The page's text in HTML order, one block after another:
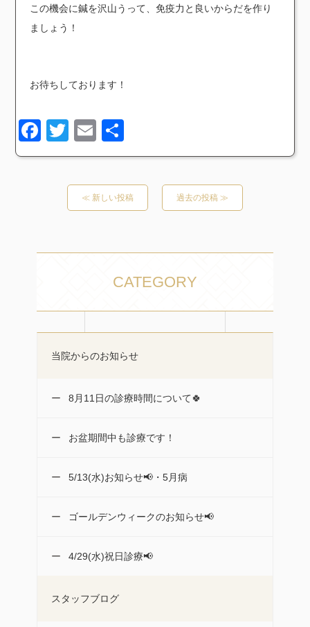
この機会に鍼を沢山うって、免疫力と良いからだを作り
ましょう！
お待ちしております！
Facebook
TwitterEmail
有
≪ 新しい投稿 過去の投稿 ≫
CATEGORY
当院からのお知らせ
8月11日の診療時間について🍀
お盆期間中も診療です！
5/13(水)お知らせ📢・5月病
ゴールデンウィークのお知らせ📢
4/29(水)祝日診療📢
スタッフブログ